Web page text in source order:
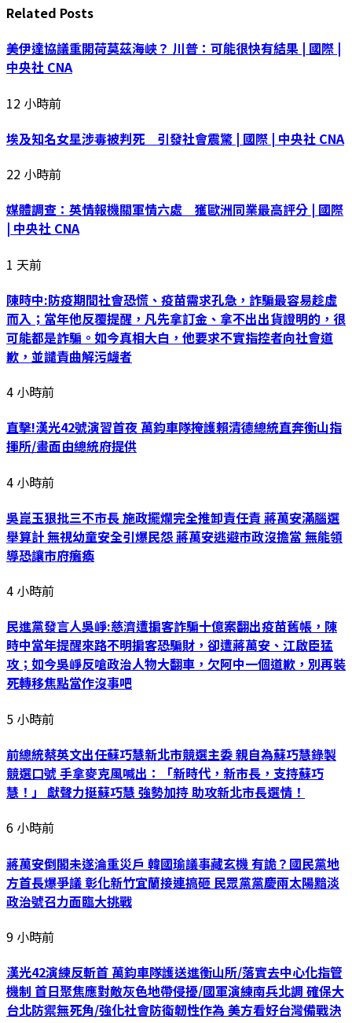
Related Posts
美伊達協議重開荷莫茲海峽？ 川普：可能很快有結果 | 國際 |
中央社 CNA
12 小時前
埃及知名女星涉毒被判死 引發社會震驚 | 國際 | 中央社 CNA
22 小時前
媒體調查：英情報機關軍情六處 獲歐洲同業最高評分 | 國際
| 中央社 CNA
1 天前
陳時中:防疫期間社會恐慌、疫苗需求孔急，詐騙最容易趁虛
而入；當年他反覆提醒，凡先拿訂金、拿不出出貨證明的，很
可能都是詐騙。如今真相大白，他要求不實指控者向社會道
歉，並譴責曲解污衊者
4 小時前
直擊!漢光42號演習首夜 萬鈞車隊掩護賴清德總統直奔衡山指
揮所/畫面由總統府提供
4 小時前
吳崑玉狠批三不市長 施政擺爛完全推卸責任責 蔣萬安滿腦選
舉算計 無視幼童安全引爆民怨 蔣萬安逃避市政沒擔當 無能領
導恐讓市府癱瘓
4 小時前
民進黨發言人吳崢:慈濟遭掮客詐騙十億案翻出疫苗舊帳，陳
時中當年提醒來路不明掮客恐騙財，卻遭蔣萬安、江啟臣猛
攻；如今吳崢反嗆政治人物大翻車，欠阿中一個道歉，別再裝
死轉移焦點當作沒事吧
5 小時前
前總統蔡英文出任蘇巧慧新北市競選主委 親自為蘇巧慧錄製
競選口號 手拿麥克風喊出：「新時代，新市長，支持蘇巧
慧！」 獻聲力挺蘇巧慧 強勢加持 助攻新北市長選情！
6 小時前
蔣萬安倒閣未遂淪重災戶 韓國瑜議事藏玄機 有詭？國民黨地
方首長爆爭議 彰化新竹宜蘭接連搞砸 民眾黨黨慶兩太陽黯淡
政治號召力面臨大挑戰
9 小時前
漢光42演練反斬首 萬鈞車隊護送進衡山所/落實去中心化指管
機制 首日聚焦應對敵灰色地帶侵擾/國軍演練南兵北調 確保大
台北防禦無死角/強化社會防衛韌性作為 美方看好台灣備戰決